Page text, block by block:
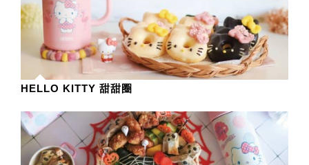
HELLO KITTY 甜甜圈